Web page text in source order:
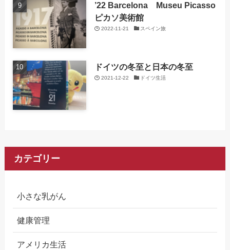
’22 Barcelona Museu Picasso
ピカソ美術館
2022-11-21 スペイン旅
ドイツの冬至と日本の冬至
2021-12-22 ドイツ生活
カテゴリー
小さな乳がん
健康管理
アメリカ生活